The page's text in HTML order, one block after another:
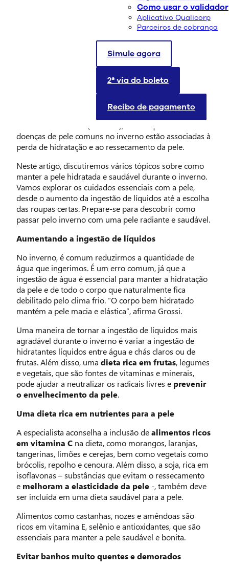
Como usar o validador
Aplicativo Qualicorp
Parceiros de cobrança
Simule agora
2ª via do boleto
Recibo de pagamento
A beleza e a saúde da pele não são apenas questões
estéticas, mas um importante indicativo de nossa saúde
uma pele rachada, seca e desconfortável.
Maria Aparecida de Faria Grossi, referência técnica da
coordenação de dermatologia sanitária da Secretaria
doenças de pele comuns no inverno estão associadas à
perda de hidratação e ao ressecamento da pele.
Neste artigo, discutiremos vários tópicos sobre como
manter a pele hidratada e saudável durante o inverno.
Vamos explorar os cuidados essenciais com a pele,
desde o aumento da ingestão de líquidos até a escolha
das roupas certas. Prepare-se para descobrir como
passar pelo inverno com uma pele radiante e saudável.
Aumentando a ingestão de líquidos
No inverno, é comum reduzirmos a quantidade de
água que ingerimos. É um erro comum, já que a
ingestão de água é essencial para manter a hidratação
da pele e de todo o corpo que naturalmente fica
debilitado pelo clima frio. “O corpo bem hidratado
mantém a pele macia e elástica”, afirma Grossi.
Uma maneira de tornar a ingestão de líquidos mais
agradável durante o inverno é variar a ingestão de
hidratantes líquidos entre água e chás claros ou de
frutas. Além disso, uma dieta rica em frutas, legumes
e vegetais, que são fontes de vitaminas e minerais,
pode ajudar a neutralizar os radicais livres e prevenir
o envelhecimento da pele.
Uma dieta rica em nutrientes para a pele
A especialista aconselha a inclusão dealimentos ricos
em vitamina C na dieta, como morangos, laranjas,
tangerinas, limões e cerejas, bem como vegetais como
brócolis, repolho e cenoura. Além disso, a soja, rica em
isoflavonas – substâncias que evitam o ressecamento
e melhoram a elasticidade da pele -, também deve
ser incluída em uma dieta saudável para a pele.
Alimentos como castanhas, nozes e amêndoas são
ricos em vitamina E, selênio e antioxidantes, que são
essenciais para manter a pele saudável e bonita.
Evitar banhos muito quentes e demorados